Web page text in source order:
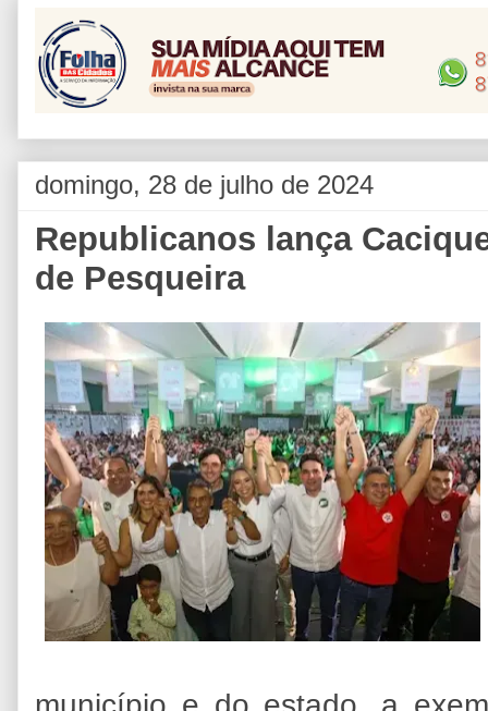
domingo, 28 de julho de 2024
Republicanos lança
de Pesqueira